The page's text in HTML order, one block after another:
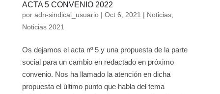
ACTA 5 CONVENIO 2022
por adn-sindical_usuario| Oct 6, 2021 | Noticias,
Noticias 2021
Os dejamos el acta nº 5 y una propuesta de la parte
social para un cambio en redactado en próximo
convenio. Nos ha llamado la atención en dicha
propuesta el último punto que habla del tema